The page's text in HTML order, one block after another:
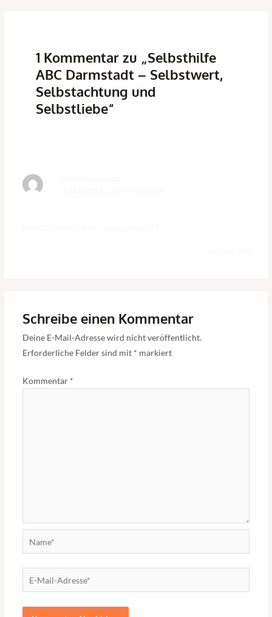
1 Kommentar zu „Selbsthilfe
ABC Darmstadt – Selbstwert,
Selbstachtung und
Selbstliebe“
Schreibe einen Kommentar
Deine E-Mail-Adresse wird nicht veröffentlicht.
Erforderliche Felder sind mit * markiert
Kommentar *
Mail-
Adresse*